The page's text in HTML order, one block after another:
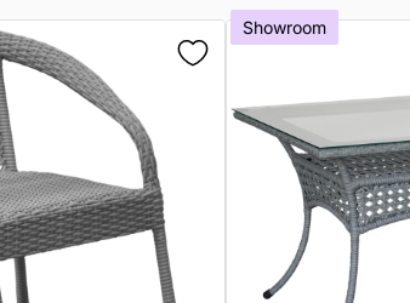
Showroom